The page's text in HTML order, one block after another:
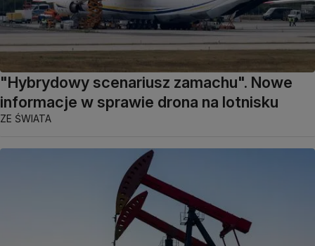
"Hybrydowy scenariusz zamachu". Nowe
informacje w sprawie drona na lotnisku
ZE ŚWIATA